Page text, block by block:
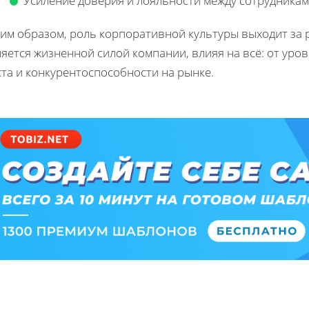
образом, роль корпоративной культуры выходит
жизненной силой компании, влияя на всё: от
и конкурентоспособности на рынке.